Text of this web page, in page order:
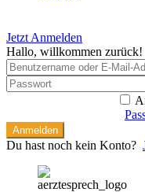
Jetzt Anmelden
Hallo, willkommen zurück!
Anmelden
Du hast noch kein Konto?